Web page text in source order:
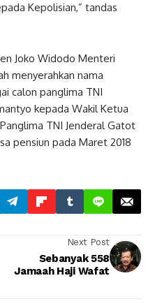
Kepolisian,” tandas
Joko Widodo Menteri
menyerahkan nama
calon panglima TNI
kepada Wakil Ketua
TNI Jenderal Gatot
pensiun pada Maret 2018
Next Post
Sebanyak 558
Jamaah Haji Wafat